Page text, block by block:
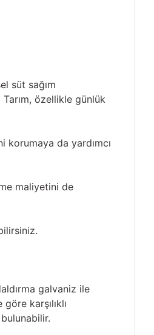
süt sağım
Tarım, özellikle günlük
korumaya da yardımcı
maliyetini de
galvaniz ile
karşılıklı